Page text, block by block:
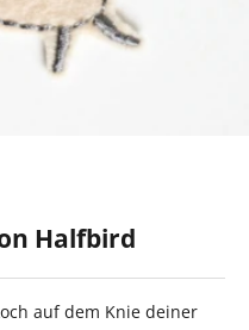
Halfbird
auf dem Knie deiner